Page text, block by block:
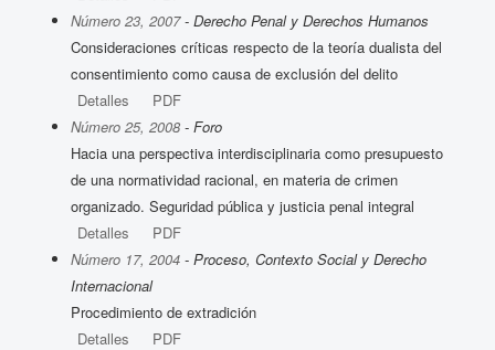
Número 23, 2007- Derecho Penal y Derechos Humanos
Consideraciones críticas respecto de la teoría dualista del
consentimiento como causa de exclusión del delito
Detalles
PDF
Número 25, 2008- Foro
Hacia una perspectiva interdisciplinaria como presupuesto
de una normatividad racional, en materia de crimen
organizado. Seguridad pública y justicia penal integral
Detalles
PDF
Número 17, 2004- Proceso, Contexto Social y Derecho
Internacional
Procedimiento de extradición
Detalles
PDF